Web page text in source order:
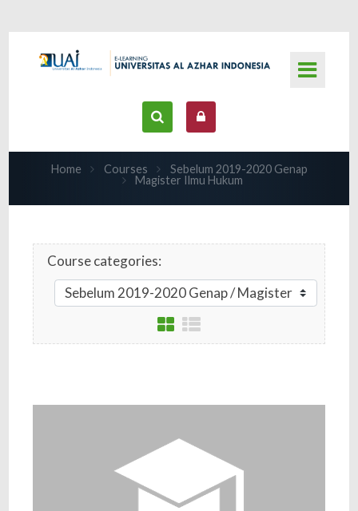
Home Courses
Sebelum 2019-2020 Genap
Magister Ilmu Hukum
Course categories: